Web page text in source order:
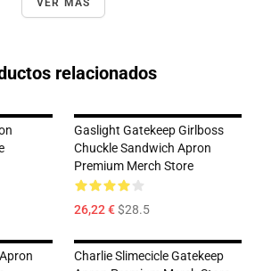
VER MÁS
relacionados
Gaslight Gatekeep Girlboss
Chuckle Sandwich Apron
Premium Merch Store
26,22 €$28.5
Charlie Slimecicle Gatekeep